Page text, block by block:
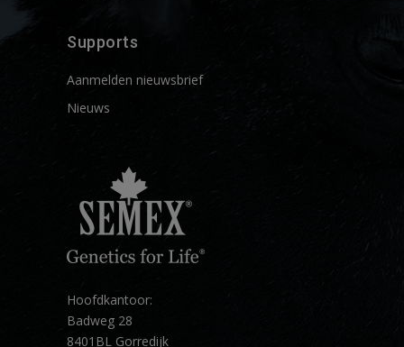
Supports
Aanmelden nieuwsbrief
Nieuws
Hoofdkantoor:
Badweg 28
8401BL Gorredijk